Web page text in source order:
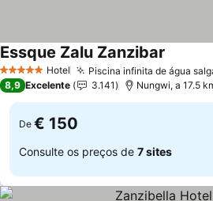
5 Estrelas Hotel Piscina infinita de água
Essque Zalu Zanzibar
8,9 Excelente 3.141 Nungwi, a 17.5
De € 150
Consulte os preços de 7 sites